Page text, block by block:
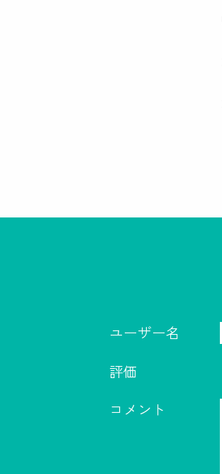
ユーザー名
評価
コメント